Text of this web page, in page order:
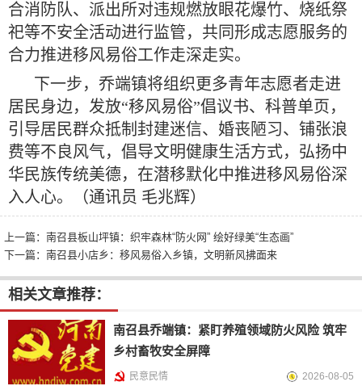
合消防队、派出所对违规燃放眼花爆竹、烧纸祭
祀等不安全活动进行监管，共同形成志愿服务的
合力推进移风易俗工作走深走实。
下一步，乔端镇将组织更多青年志愿者走进
居民身边，发放“移风易俗”倡议书、科普单页，
引导居民群众抵制封建迷信、婚丧陋习、铺张浪
费等不良风气，倡导文明健康生活方式，弘扬中
华民族传统美德，在潜移默化中推进移风易俗深
入人心。
（通讯员 毛兆辉）
上一篇： 南召县板山坪镇：织牢森林“防火网” 绘好绿美“生态画”
下一篇： 南召县小店乡：移风易俗入乡镇，文明新风拂面来
相关文章推荐：
南召县乔端镇：紧盯养殖领域防火风险 筑牢
乡村畜牧安全屏障
民意民情 2026-08-05